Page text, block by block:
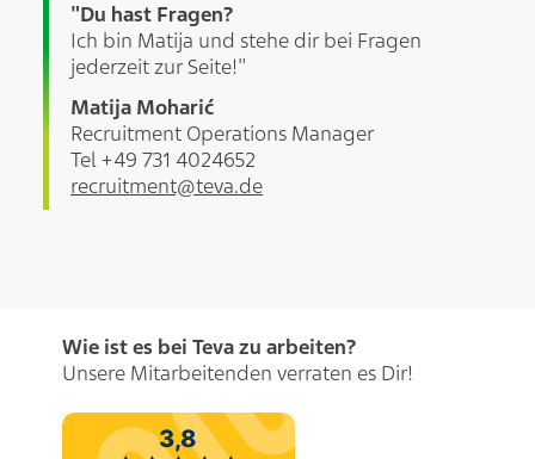
"Du hast Fragen?
Ich bin Matija und stehe dir bei Fragen
jederzeit zur Seite!"
Matija Moharić
Recruitment Operations Manager
Tel +49 731 4024652
recruitment@teva.de
Wie ist es bei Teva zu arbeiten?
Unsere Mitarbeitenden verraten es Dir!